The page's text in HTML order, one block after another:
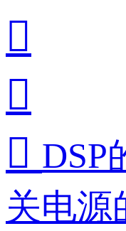


 DSP
关电源